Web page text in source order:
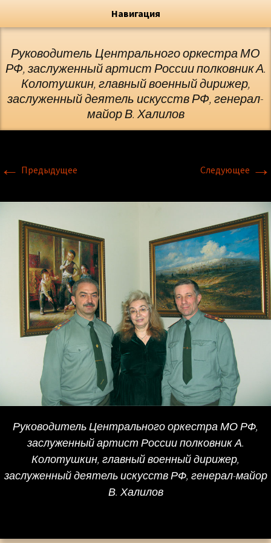
Флёрова Елена Николаевна
Художник, Официальный сайт
Навигация
Руководитель Центрального оркестра МО
РФ, заслуженный артист России полковник А.
Колотушкин, главный военный дирижер,
заслуженный деятель искусств РФ, генерал-
майор В. Халилов
← Предыдущее Следующее →
Руководитель Центрального оркестра МО РФ,
заслуженный артист России полковник А.
Колотушкин, главный военный дирижер,
заслуженный деятель искусств РФ, генерал-майор
В. Халилов